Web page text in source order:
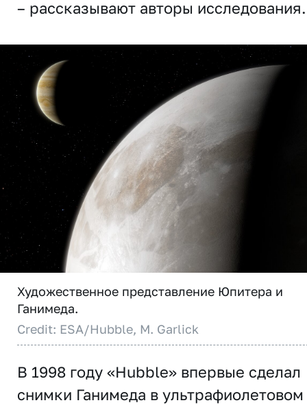
– рассказывают авторы исследования.
Художественное представление Юпитера и
Ганимеда.
Credit: ESA/Hubble, M. Garlick
В 1998 году «Hubble» впервые сделал
снимки Ганимеда в ультрафиолетовом